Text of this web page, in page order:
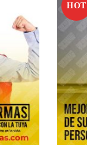
HOT